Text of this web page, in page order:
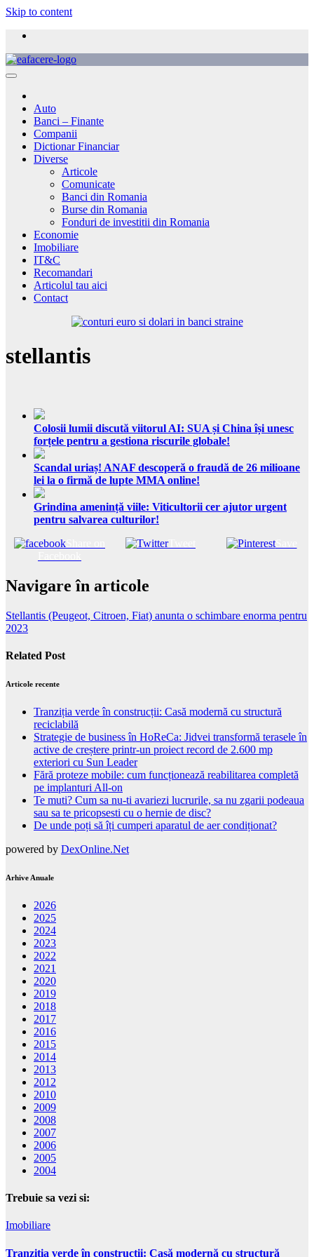
Skip to content
Auto
Banci – Finante
Companii
Dictionar Financiar
Diverse
Articole
Comunicate
Banci din Romania
Burse din Romania
Fonduri de investitii din Romania
Economie
Imobiliare
IT&C
Recomandari
Articolul tau aici
Contact
stellantis
Colosii lumii discută viitorul AI: SUA și China își unesc
forțele pentru a gestiona riscurile globale!
Scandal uriaș! ANAF descoperă o fraudă de 26 milioane
lei la o firmă de lupte MMA online!
Grindina amenință viile: Viticultorii cer ajutor urgent
pentru salvarea culturilor!
Tweet Save
Navigare în articole
Stellantis (Peugeot, Citroen, Fiat) anunta o schimbare enorma pentru
2023
Related Post
Articole recente
Tranziția verde în construcții: Casă modernă cu structură
reciclabilă
Strategie de business în HoReCa: Jidvei transformă terasele în
active de creștere printr-un proiect record de 2.600 mp
exteriori cu Sun Leader
Fără proteze mobile: cum funcționează reabilitarea completă
pe implanturi All-on
Te muti? Cum sa nu-ti avariezi lucrurile, sa nu zgarii podeaua
sau sa te pricopsesti cu o hernie de disc?
De unde poți să îți cumperi aparatul de aer condiționat?
powered by DexOnline.Net
Arhive Anuale
2026
2025
2024
2023
2022
2021
2020
2019
2018
2017
2016
2015
2014
2013
2012
2010
2009
2008
2007
2006
2005
2004
Trebuie sa vezi si:
Imobiliare
Tranziția verde în construcții: Casă modernă cu structură